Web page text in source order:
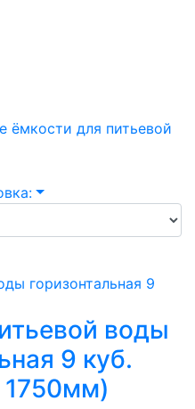
воды
9 куб.